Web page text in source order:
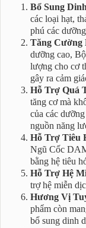
Bổ Sung
các loại hạt,
phú các
Tăng Cường
dưỡng cao,
lượng cho cơ
gây ra cảm
Hỗ Trợ Quá
tăng cơ mà
của các
nguồn năng
Hỗ Trợ Tiêu
Ngũ Cốc
bằng hệ tiêu
Hỗ Trợ Hệ
trợ hệ miễn
Hương Vị
phẩm còn
bổ sung dinh